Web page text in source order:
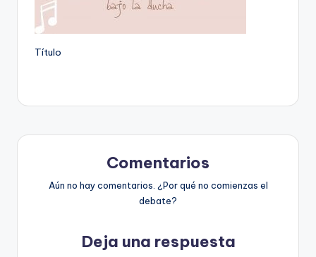
Título
Comentarios
Aún no hay comentarios. ¿Por qué no comienzas el
debate?
Deja una respuesta